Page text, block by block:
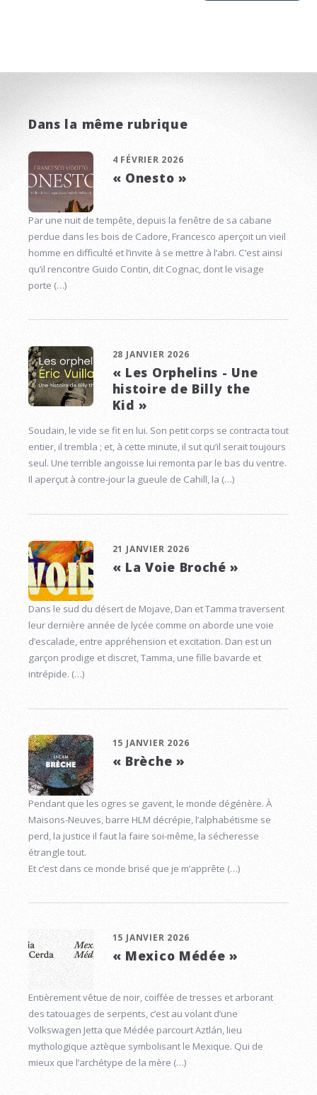
Dans la même rubrique
4 FÉVRIER 2026
« Onesto »
Par une nuit de tempête, depuis la fenêtre de sa cabane
perdue dans les bois de Cadore, Francesco aperçoit un vieil
homme en difficulté et l’invite à se mettre à l’abri. C’est ainsi
qu’il rencontre Guido Contin, dit Cognac, dont le visage
porte (…)
28 JANVIER 2026
« Les Orphelins - Une
histoire de Billy the
Kid »
Soudain, le vide se fit en lui. Son petit corps se contracta tout
entier, il trembla ; et, à cette minute, il sut qu’il serait toujours
seul. Une terrible angoisse lui remonta par le bas du ventre.
Il aperçut à contre-jour la gueule de Cahill, la (…)
21 JANVIER 2026
« La Voie Broché »
Dans le sud du désert de Mojave, Dan et Tamma traversent
leur dernière année de lycée comme on aborde une voie
d’escalade, entre appréhension et excitation. Dan est un
garçon prodige et discret, Tamma, une fille bavarde et
intrépide. (…)
15 JANVIER 2026
« Brèche »
Pendant que les ogres se gavent, le monde dégénère. À
Maisons-Neuves, barre HLM décrépie, l’alphabétisme se
perd, la justice il faut la faire soi-même, la sécheresse
étrangle tout.
Et c’est dans ce monde brisé que je m’apprête (…)
15 JANVIER 2026
« Mexico Médée »
Entièrement vêtue de noir, coiffée de tresses et arborant
des tatouages de serpents, c’est au volant d’une
Volkswagen Jetta que Médée parcourt Aztlán, lieu
mythologique aztèque symbolisant le Mexique. Qui de
mieux que l’archétype de la mère (…)